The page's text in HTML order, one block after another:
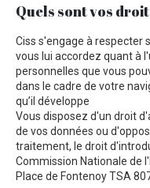
Quels sont vos
Ciss s'engage à respecter
vous lui accordez quant à
personnelles que vous
dans le cadre de votre
qu’il développe
Vous disposez d'un droit
de vos données ou
traitement, le droit
Commission Nationale de
Place de Fontenoy TSA